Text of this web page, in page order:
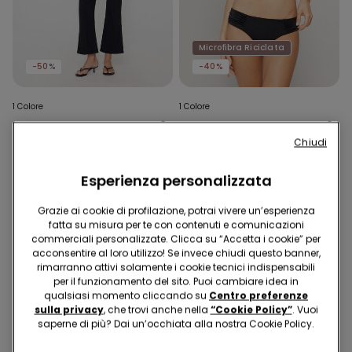
-50%
1 Colore
Pantalone Trombetta in
Microfibra Riciclata
-40%
1 Colore
Bikini Slip Alto con Arriccio
Esperienza personalizzata
Grazie ai cookie di profilazione, potrai vivere un’esperienza
fatta su misura per te con contenuti e comunicazioni
commerciali personalizzate. Clicca su “Accetta i cookie” per
acconsentire al loro utilizzo! Se invece chiudi questo banner,
rimarranno attivi solamente i cookie tecnici indispensabili
per il funzionamento del sito. Puoi cambiare idea in
qualsiasi momento cliccando su Centro preferenze
sulla privacy, che trovi anche nella “Cookie Policy”. Vuoi
saperne di più? Dai un’occhiata alla nostra Cookie Policy.
Chiudi